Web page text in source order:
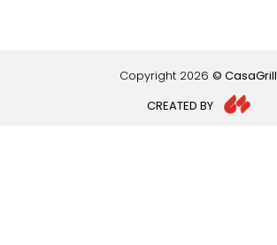
Copyright 2026 © CasaGrill
CREATED BY